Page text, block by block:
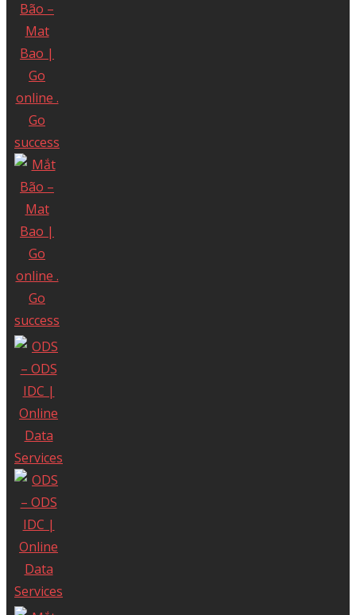
Điện thoại: (028) 3622 9999
VĂN PHÒNG MIỀN BẮC
Tầng 5, Tòa Rosary, 89 Lạc Long Quân, Phường Tây Hồ,
TP.Hà Nội, Việt Nam
Điện thoại: (024) 35 123456
Copyright© Mat Bao Company. All
Reserved.
Sử dụng nội dung ở trang này và dịch vụ
tại Mắt Bão có nghĩa là bạn đồng ý với
Thỏa thuận sử dụng
mậtcủa chúng tôi.
Công ty cổ phần Mắt Bão - Giấy phép kinh
doanh số: 0302712571 cấp ngày
04/09/2002 bởi Sở Kế Hoạch và Đầu Tư Tp.
Hồ Chí Minh.
Giấy phép cung cấp dịch vụ Viễn thông số
247/GP-CVT cấp ngày 08 tháng 05 năm
2018.